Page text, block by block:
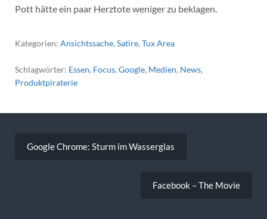
Pott hätte ein paar Herztote weniger zu beklagen.
Kategorien: Ansichtssache, Satire, Tux Area
Schlagwörter: Essen, Focus, Google, Medien, News,
Produktpiraterie
Google Chrome: Sturm im Wasserglas
Facebook – The Movie